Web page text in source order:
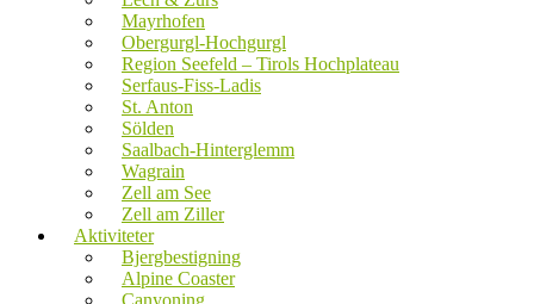
Mayrhofen
Obergurgl-Hochgurgl
Region Seefeld – Tirols Hochplateau
Serfaus-Fiss-Ladis
St. Anton
Sölden
Saalbach-Hinterglemm
Wagrain
Zell am See
Zell am Ziller
Aktiviteter
Bjergbestigning
Alpine Coaster
Canyoning